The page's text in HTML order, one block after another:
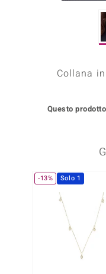
SELECTION
Collana
Questo
-13% Solo 1